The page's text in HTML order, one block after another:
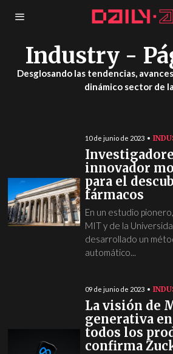
Industry-
Desglosando las tendencias,
dinámico sector de
10 de junio de 2023
innovador
para el
fármacos
En un estudio
MIT y de la
desarrollado un
automático...
09 de junio de 2023
La visión de
generativa
todos los
confirma